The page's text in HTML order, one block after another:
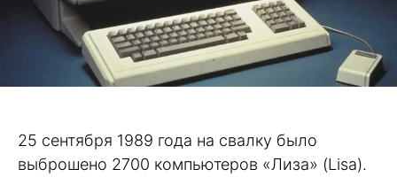
25 сентября 1989 года на свалку было
выброшено 2700 компьютеров «Лиза» (Lisa).